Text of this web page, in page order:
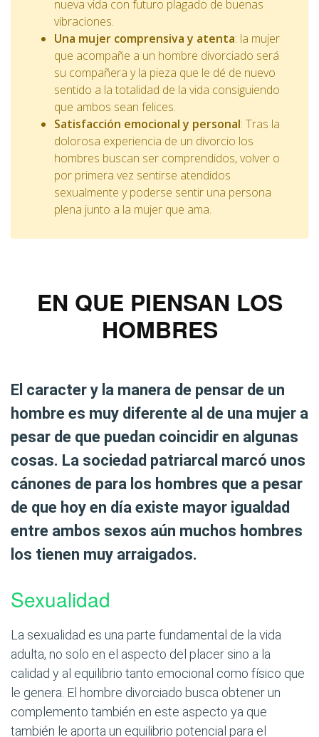
nueva vida con futuro plagado de buenas
vibraciones.
Una mujer comprensiva y atenta: la mujer
que acompañe a un hombre divorciado será
su compañera y la pieza que le dé de nuevo
sentido a la totalidad de la vida consiguiendo
que ambos sean felices.
Satisfacción emocional y personal: Tras la
dolorosa experiencia de un divorcio los
hombres buscan ser comprendidos, volver o
por primera vez sentirse atendidos
sexualmente y poderse sentir una persona
plena junto a la mujer que ama.
EN QUE PIENSAN LOS
HOMBRES
El caracter y la manera de pensar de un
hombre es muy diferente al de una mujer a
pesar de que puedan coincidir en algunas
cosas. La sociedad patriarcal marcó unos
cánones de para los hombres que a pesar
de que hoy en día existe mayor igualdad
entre ambos sexos aún muchos hombres
los tienen muy arraigados.
Sexualidad
La sexualidad es una parte fundamental de la vida
adulta, no solo en el aspecto del placer sino a la
calidad y al equilibrio tanto emocional como físico que
le genera. El hombre divorciado busca obtener un
complemento también en este aspecto ya que
también le aporta un equilibrio potencial para el